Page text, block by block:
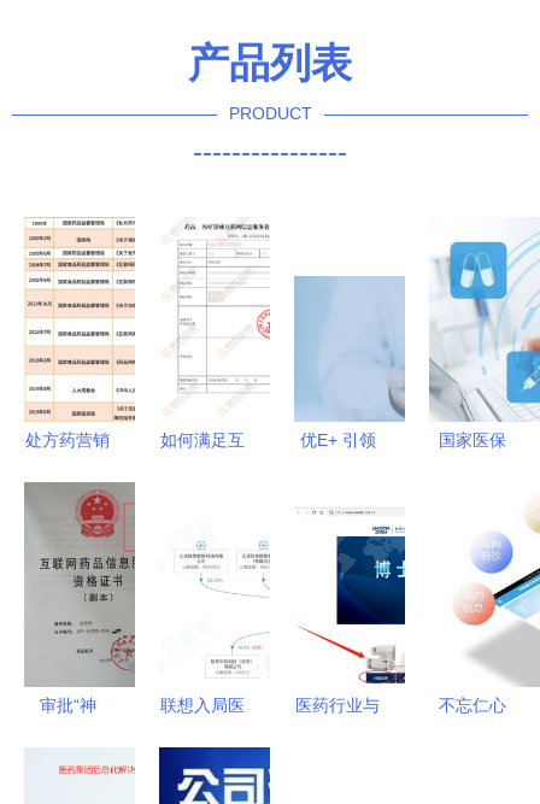
产品列表
PRODUCT
----------------
处方药营销
驱动模式兴
方或解禁
药品互联网
信息服务前
景可期
如何满足互
证办理条
件？详解核
与药品信息
服务合规路
优E+ 引领
信息服务的
数字化转型
国家医保
指导意见的
6大关键
点！网络购
药服务升级
审批“神
员，我正紧
联想入局医
域，涉足医
医药行业与
不忘仁心